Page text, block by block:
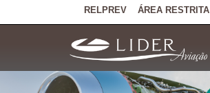
RELPREV ÁREA RESTRITA